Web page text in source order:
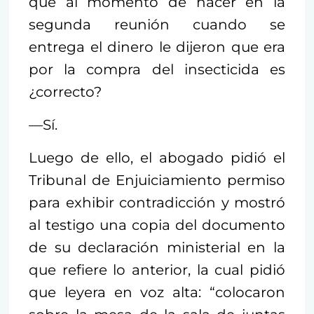
segunda reunión cuando se
entrega el dinero le dijeron que era
por la compra del insecticida es
¿correcto?
—Sí.
Luego de ello, el abogado pidió el
Tribunal de Enjuiciamiento permiso
para exhibir contradicción y mostró
al testigo una copia del documento
de su declaración ministerial en la
que refiere lo anterior, la cual pidió
que leyera en voz alta: “colocaron